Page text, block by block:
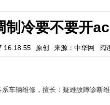
制冷要不要开ac
16:18:55 原创 来源：中华网 阅